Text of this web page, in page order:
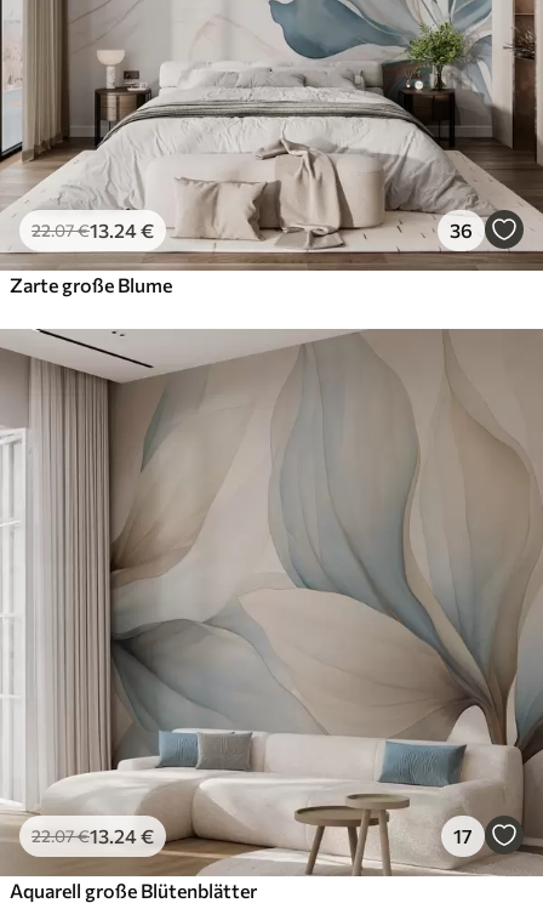
Premium-Vinyl
39.00 /m²
Peel and Stick
81 .00 € /m²
22.07€13 .24€ 36
Zarte große Blume
22.07€13.24€ 17
Aquarell große Blütenblätter